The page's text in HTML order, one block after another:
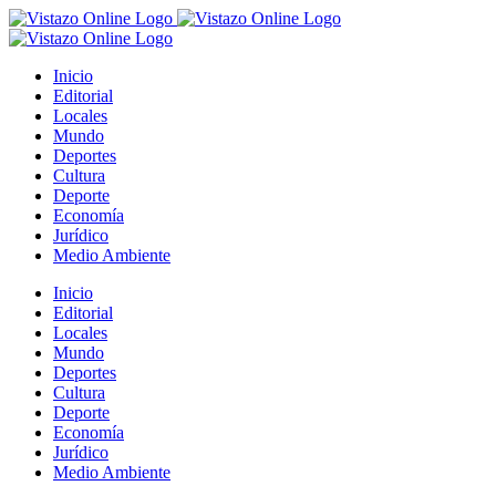
Saltar
al
Inicio
Editorial
Locales
Mundo
Deportes
Cultura
Deporte
Economía
Jurídico
Medio Ambiente
Inicio
Editorial
Locales
Mundo
Deportes
Cultura
Deporte
Economía
Jurídico
Medio Ambiente